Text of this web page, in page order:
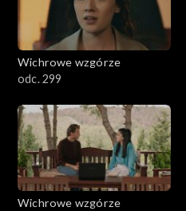
Wichrowe wzgórze
odc. 299
Wichrowe wzgórze